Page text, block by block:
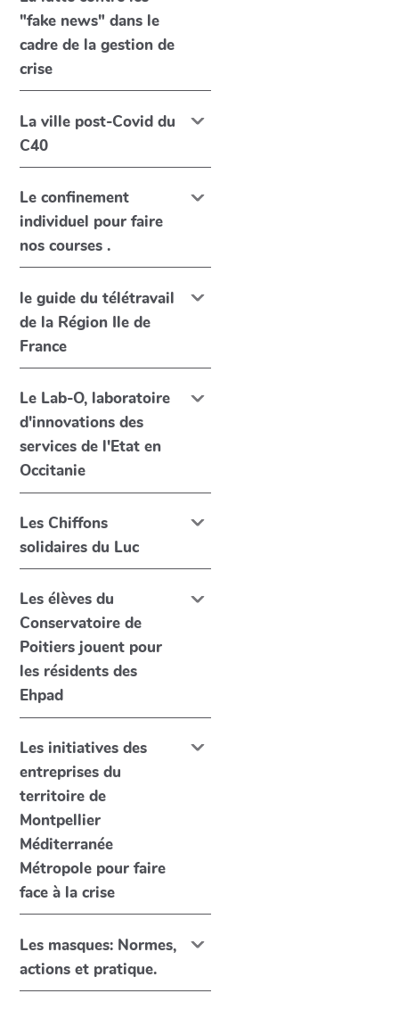
"fake news" dans le
cadre de la gestion de
crise
La ville post-Covid du
C40
Le confinement
individuel pour faire
nos courses .
le guide du télétravail
de la Région Ile de
France
Le Lab-O, laboratoire
d'innovations des
services de l'Etat en
Occitanie
Les Chiffons
solidaires du Luc
Les élèves du
Conservatoire de
Poitiers jouent pour
les résidents des
Ehpad
Les initiatives des
entreprises du
territoire de
Montpellier
Méditerranée
Métropole pour faire
face à la crise
Les masques: Normes,
actions et pratique.